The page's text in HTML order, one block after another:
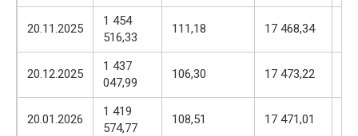
20.11.2025
1 454
516,33
111,18 17 468,34
20.12.2025
1 437
047,99
106,30 17 473,22
20.01.2026
1 419
574,77
108,51 17 471,01